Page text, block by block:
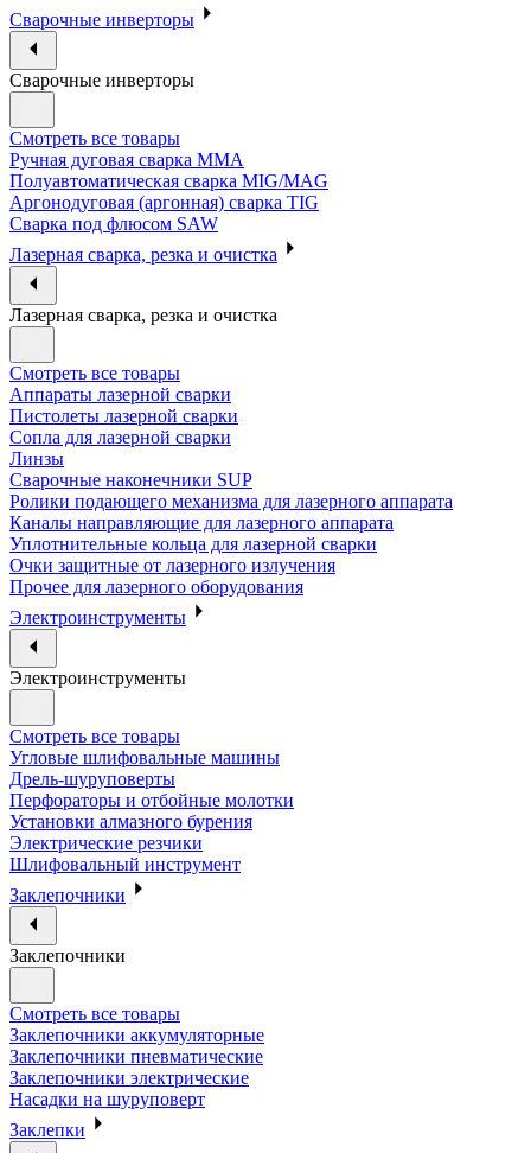
Сварочные инверторы
Сварочные инверторы
Смотреть все товары
Ручная дуговая сварка MMA
Полуавтоматическая сварка MIG/MAG
Аргонодуговая (аргонная) сварка TIG
Сварка под флюсом SAW
Лазерная сварка, резка и очистка
Лазерная сварка, резка и очистка
Смотреть все товары
Аппараты лазерной сварки
Пистолеты лазерной сварки
Сопла для лазерной сварки
Линзы
Сварочные наконечники SUP
Ролики подающего механизма для лазерного аппарата
Каналы направляющие для лазерного аппарата
Уплотнительные кольца для лазерной сварки
Очки защитные от лазерного излучения
Прочее для лазерного оборудования
Электроинструменты
Электроинструменты
Смотреть все товары
Угловые шлифовальные машины
Дрель-шуруповерты
Перфораторы и отбойные молотки
Установки алмазного бурения
Электрические резчики
Шлифовальный инструмент
Заклепочники
Заклепочники
Смотреть все товары
Заклепочники аккумуляторные
Заклепочники пневматические
Заклепочники электрические
Насадки на шуруповерт
Заклепки